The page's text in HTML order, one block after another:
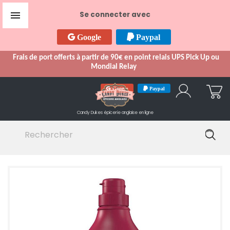
Se connecter avec
Google Paypal
Frais de port offerts à partir de 90€ en point relais UPS Pick Up ou
Mondial Relay

Google Paypal
Candy Dukes épicerie anglaise en ligne